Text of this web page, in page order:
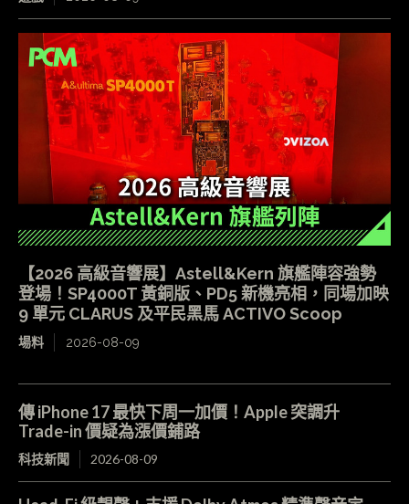
【2026 高級音響展】Astell&Kern 旗艦陣容強勢
登場！SP4000T 黃銅版、PD5 新機亮相，同場加映
9 單元 CLARUS 及平民黑馬 ACTIVO Scoop
場料 2026-08-09
傳 iPhone 17 最快下周一加價！Apple 突調升
Trade-in 價疑為漲價鋪路
科技新聞 2026-08-09